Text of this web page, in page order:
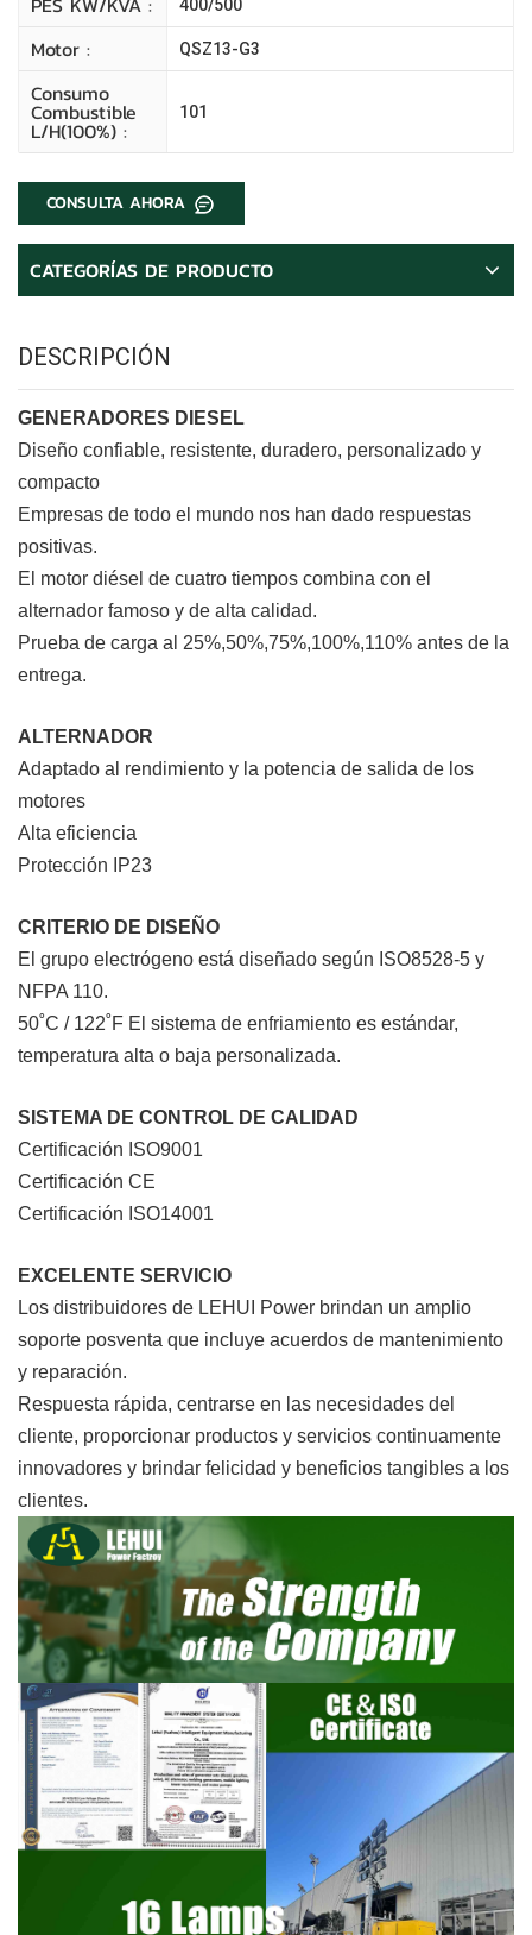
400/500
Motor : QSZ13-G3
Consumo
Combustible
L/H(100%) :
101
CONSULTA AHORA
CATEGORÍAS DE PRODUCTO
DESCRIPCIÓN
GENERADORES DIESEL
Diseño confiable, resistente, duradero, personalizado y
compacto
Empresas de todo el mundo nos han dado respuestas
positivas.
El motor diésel de cuatro tiempos combina con el
alternador famoso y de alta calidad.
Prueba de carga al 25%,50%,75%,100%,110% antes de la
entrega.
ALTERNADOR
Adaptado al rendimiento y la potencia de salida de los
motores
Alta eficiencia
Protección IP23
CRITERIO DE DISEÑO
El grupo electrógeno está diseñado según ISO8528-5 y
NFPA 110.
50˚C / 122˚F El sistema de enfriamiento es estándar,
temperatura alta o baja personalizada.
SISTEMA DE CONTROL DE CALIDAD
Certificación ISO9001
Certificación CE
Certificación ISO14001
EXCELENTE SERVICIO
Los distribuidores de LEHUI Power brindan un amplio
soporte posventa que incluye acuerdos de mantenimiento
y reparación.
Respuesta rápida, centrarse en las necesidades del
cliente, proporcionar productos y servicios continuamente
innovadores y brindar felicidad y beneficios tangibles a los
clientes.